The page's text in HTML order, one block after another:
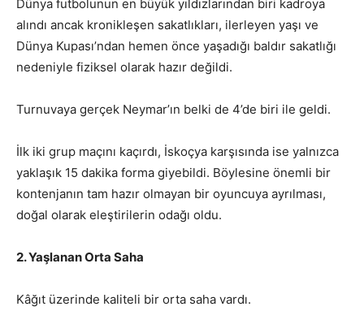
Dünya futbolunun en büyük yıldızlarından biri kadroya
alındı ancak kronikleşen sakatlıkları, ilerleyen yaşı ve
Dünya Kupası’ndan hemen önce yaşadığı baldır sakatlığı
nedeniyle fiziksel olarak hazır değildi.
Turnuvaya gerçek Neymar’ın belki de 4’de biri ile geldi.
İlk iki grup maçını kaçırdı, İskoçya karşısında ise yalnızca
yaklaşık 15 dakika forma giyebildi. Böylesine önemli bir
kontenjanın tam hazır olmayan bir oyuncuya ayrılması,
doğal olarak eleştirilerin odağı oldu.
2. Yaşlanan Orta Saha
Kâğıt üzerinde kaliteli bir orta saha vardı.